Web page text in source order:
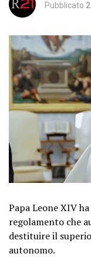
Pubblicato
Papa Leone XIV
regolamento che
destituire il
autonomo.